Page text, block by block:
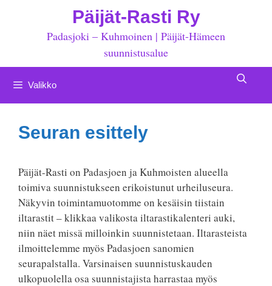
Päijät-Rasti Ry
Padasjoki – Kuhmoinen | Päijät-Hämeen
suunnistusalue
Valikko
Seuran esittely
Päijät-Rasti on Padasjoen ja Kuhmoisten alueella
toimiva suunnistukseen erikoistunut urheiluseura.
Näkyvin toimintamuotomme on kesäisin tiistain
iltarastit – klikkaa valikosta iltarastikalenteri auki,
niin näet missä milloinkin suunnistetaan. Iltarasteista
ilmoittelemme myös Padasjoen sanomien
seurapalstalla. Varsinaisen suunnistuskauden
ulkopuolella osa suunnistajista harrastaa myös